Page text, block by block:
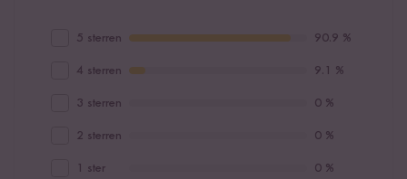
5 sterren 90.9 %
4 sterren 9.1 %
3 sterren 0 %
2 sterren 0 %
1 ster 0 %